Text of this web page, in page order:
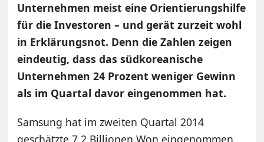
Unternehmen meist eine Orientierungshilfe
für die Investoren – und gerät zurzeit wohl
in Erklärungsnot. Denn die Zahlen zeigen
eindeutig, dass das südkoreanische
Unternehmen 24 Prozent weniger Gewinn
als im Quartal davor eingenommen hat.
Samsung hat im zweiten Quartal 2014
geschätzte 7,2 Billionen Won eingenommen,